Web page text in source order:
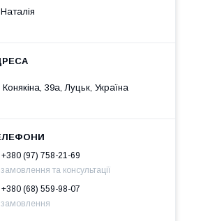
Наталія
Конякіна, 39а, Луцьк, Україна
+380 (97) 758-21-69
замовлення та консультації
+380 (68) 559-98-07
замовлення